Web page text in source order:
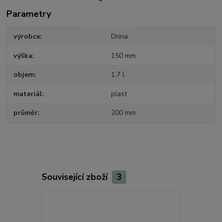
Parametry
výrobce Drina
výška 150 mm
objem 1,7 l
materiál plast
průměr 200 mm
Související zboží 3